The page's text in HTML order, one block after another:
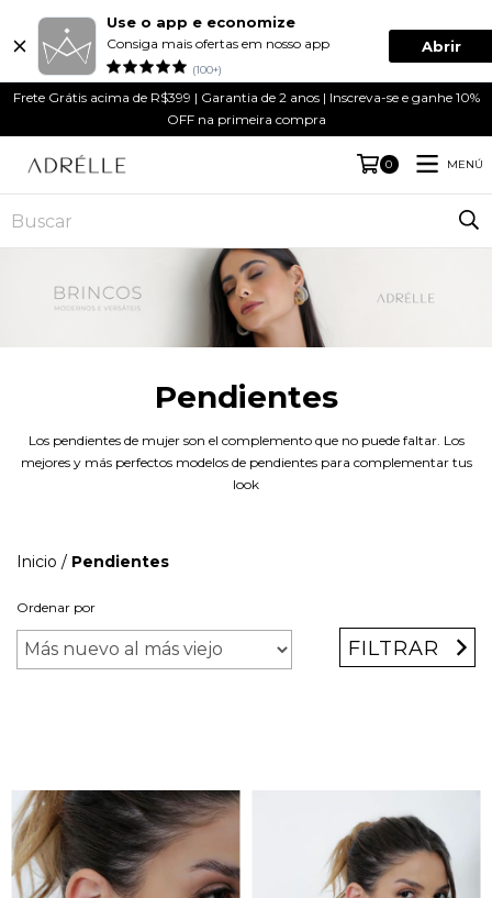
Use o app e economize
Consiga mais ofertas em nosso app
(100+)
Abrir
Frete Grátis acima de R$399 | Garantia de 2 anos | Inscreva-se e ganhe 10%
OFF na primeira compra
0 MENÚ
Pendientes
Los pendientes de mujer son el complemento que no puede faltar. Los
mejores y más perfectos modelos de pendientes para complementar tus
look
Inicio / Pendientes
Ordenar por
FILTRAR